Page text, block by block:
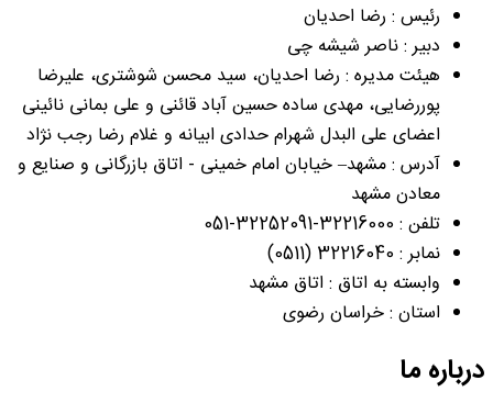
رئیس : رضا احدیان
دبیر : ناصر شیشه چی
هیئت مدیره : رضا احدیان، سید محسن شوشتری، علیرضا
پوررضایی، مهدی ساده حسین آباد قائنی و علی بمانی نائینی
اعضای علی البدل شهرام حدادی ابیانه و غلام رضا رجب نژاد
آدرس : مشهد– خیابان امام خمینی - اتاق بازرگانی و صنایع و
معادن مشهد
تلفن : 32216000-32252091-051
نمابر : 32216040 (0511)
وابسته به اتاق : اتاق مشهد
استان : خراسان رضوی
درباره ما